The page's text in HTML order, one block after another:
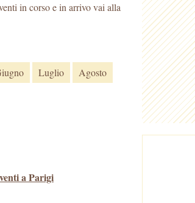
in corso e in arrivo vai alla
Luglio
Agosto
a Parigi